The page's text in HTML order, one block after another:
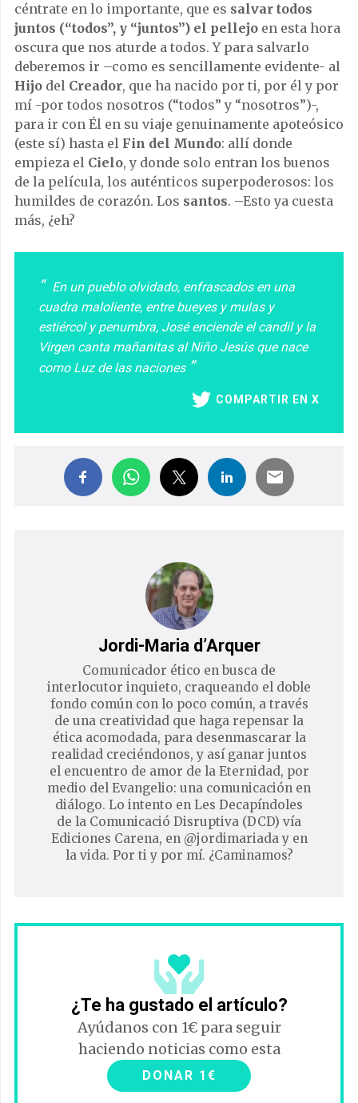
céntrate en lo importante, que es salvar todos
juntos (“todos”, y “juntos”) el pellejo en esta hora
oscura que nos aturde a todos. Y para salvarlo
deberemos ir –como es sencillamente evidente- al
Hijo del Creador, que ha nacido por ti, por él y por
mí -por todos nosotros (“todos” y “nosotros”)-,
para ir con Él en su viaje genuinamente apoteósico
(este sí) hasta el Fin del Mundo: allí donde
empieza el Cielo, y donde solo entran los buenos
de la película, los auténticos superpoderosos: los
humildes de corazón. Los santos. –Esto ya cuesta
más, ¿eh?
En un pueblo olvidado, enfrascados en una
cuadra maloliente, entre bueyes y mulas y
estiércol y penumbra, José enciende el candil y la
Virgen canta mañanitas al Niño Jesús que nace
como Luz de las naciones
COMPARTIR EN X
Jordi-Maria d’Arquer
Comunicador ético en busca de
interlocutor inquieto, craqueando el doble
fondo común con lo poco común, a través
de una creatividad que haga repensar la
ética acomodada, para desenmascarar la
realidad creciéndonos, y así ganar juntos
el encuentro de amor de la Eternidad, por
medio del Evangelio: una comunicación en
diálogo. Lo intento en Les Decapíndoles
de la Comunicació Disruptiva (DCD) vía
Ediciones Carena, en @jordimariada y en
la vida. Por ti y por mí. ¿Caminamos?
¿Te ha gustado el artículo?
Ayúdanos con 1€ para seguir
haciendo noticias como esta
DONAR 1€